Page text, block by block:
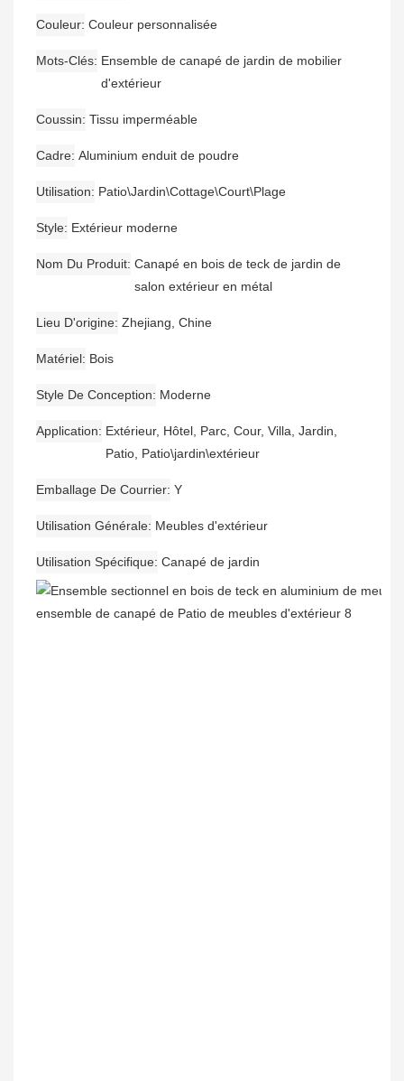
Couleur Couleur personnalisée
Mots-Clés Ensemble de canapé de jardin de mobilier
d'extérieur
Coussin Tissu imperméable
Cadre Aluminium enduit de poudre
Utilisation Patio\Jardin\Cottage\Court\Plage
Style Extérieur moderne
Nom Du Produit Canapé en bois de teck de jardin de
salon extérieur en métal
Lieu D'origine Zhejiang, Chine
Matériel Bois
Style De Conception Moderne
Application
Extérieur, Hôtel, Parc, Cour, Villa, Jardin,
Patio, Patio\jardin\extérieur
Emballage De Courrier Y
Utilisation Générale Meubles d'extérieur
Utilisation Spécifique Canapé de jardin